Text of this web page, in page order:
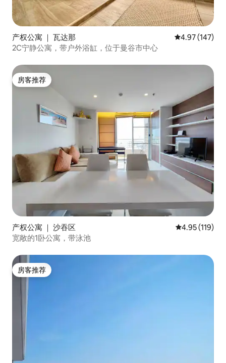
产权公寓 ｜ 瓦达那 平均评分 4.97
4.97 (147)
2C宁静公寓，带户外浴缸，位于曼谷市中心
房客推荐
房客推荐
产权公寓 ｜ 沙吞区 平均评分 4.95
4.95 (119)
宽敞的1卧公寓，带泳池
房客推荐
房客推荐